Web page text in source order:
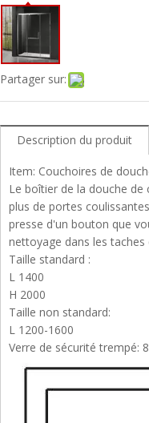
Partager sur:
Description du produit
Item: Couchoires de
Le boîtier de la douche de
plus de portes
presse d'un bouton que
nettoyage dans les
Taille standard :
L 1400
H 2000
Taille non standard:
L 1200-1600
Verre de sécurité trempé: